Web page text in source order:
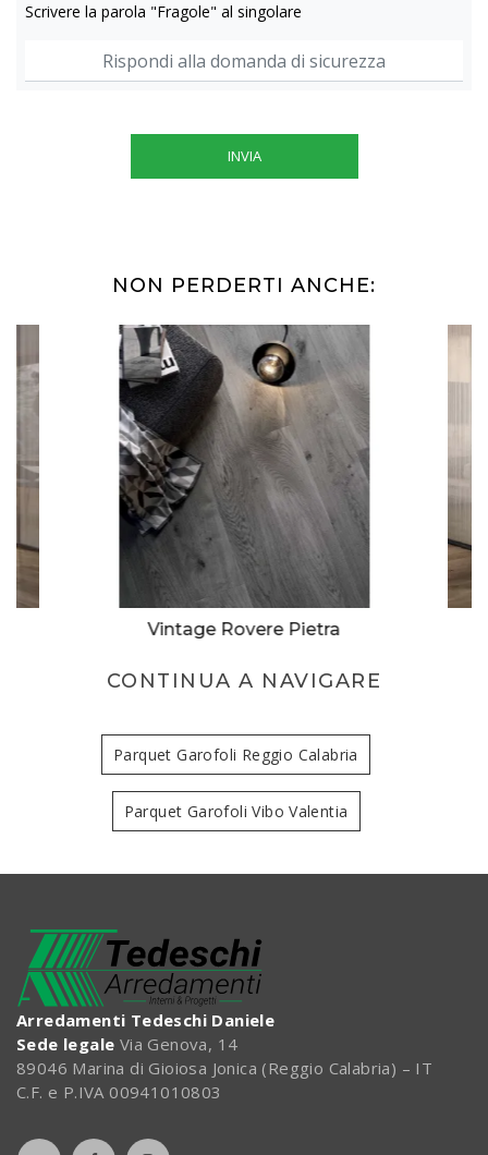
Scrivere la parola "Fragole" al singolare
INVIA
NON PERDERTI ANCHE:
Vintage Rovere Pietra
CONTINUA A NAVIGARE
Parquet Garofoli Reggio Calabria
Parquet Garofoli Vibo Valentia
Arredamenti Tedeschi Daniele
Sede legale Via Genova, 14
89046 Marina di Gioiosa Jonica (Reggio Calabria) – IT
C.F. e P.IVA 00941010803